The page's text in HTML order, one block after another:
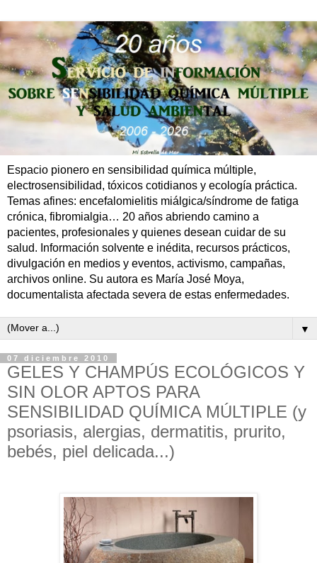
Espacio pionero en sensibilidad química múltiple,
electrosensibilidad, tóxicos cotidianos y ecología práctica.
Temas afines: encefalomielitis miálgica/síndrome de fatiga
crónica, fibromialgia… 20 años abriendo camino a
pacientes, profesionales y quienes desean cuidar de su
salud. Información solvente e inédita, recursos prácticos,
divulgación en medios y eventos, activismo, campañas,
archivos online. Su autora es María José Moya,
documentalista afectada severa de estas enfermedades.
▼
07 diciembre 2010
GELES Y CHAMPÚS ECOLÓGICOS Y
SIN OLOR APTOS PARA
SENSIBILIDAD QUÍMICA MÚLTIPLE (y
psoriasis, alergias, dermatitis, prurito,
bebés, piel delicada...)